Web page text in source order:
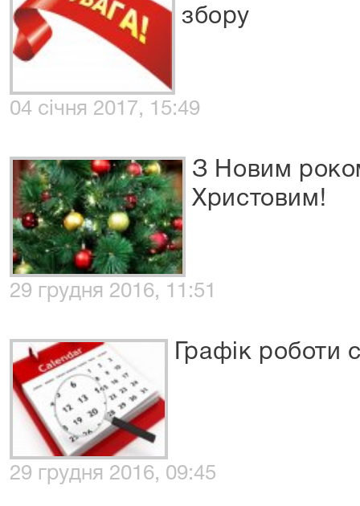
збору
04 січня 2017, 15:49
З Новим
Христовим!
29 грудня 2016, 11:51
Графік роботи
29 грудня 2016, 09:45